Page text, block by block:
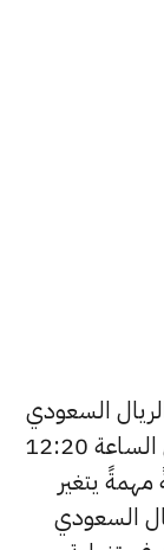
السعودي
اليوم في مصر ليوم الأربعاء 14 أغسطس الساعة 12:20
يتغير
السعودي